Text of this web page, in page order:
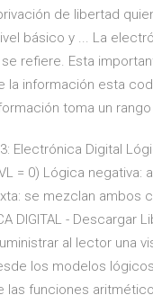
de libertad
básico y ... La
refiere. Esta
la información esta
toma un
Electrónica Digital
= 0) Lógica
se mezclan
DIGITAL -
al lector una
los modelos
las funciones